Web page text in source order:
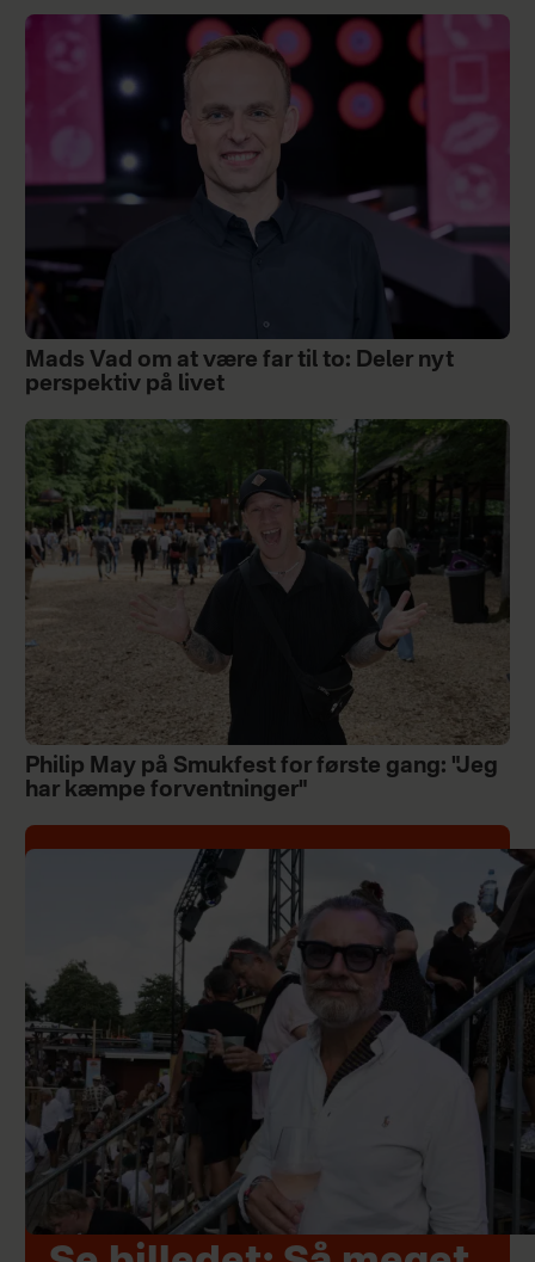
Mads Vad om at være far til to: Deler nyt
perspektiv på livet
Philip May på Smukfest for første gang: "Jeg
har kæmpe forventninger"